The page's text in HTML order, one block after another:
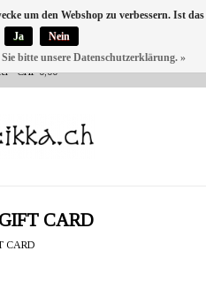
CH | INT. VERSAND ÜBER
- CHF 0,00
CARD
CARD
um den Webshop zu verbessern. Ist das
Ja
Nein
bitte unsere Datenschutzerklärung. »